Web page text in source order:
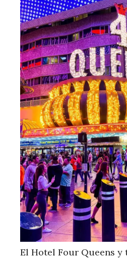
El Hotel Four Queens y